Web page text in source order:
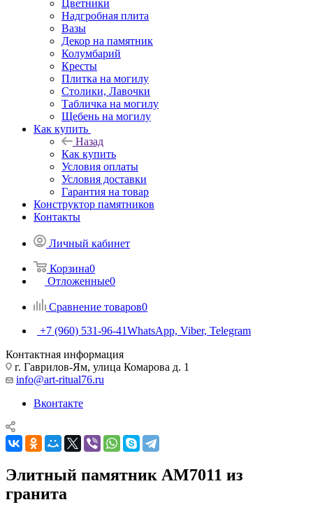
Цветники
Надгробная плита
Вазы
Декор на памятник
Колумбарий
Кресты
Плитка на могилу
Столики, Лавочки
Табличка на могилу
Щебень на могилу
Как купить
Назад
Как купить
Условия оплаты
Условия доставки
Гарантия на товар
Конструктор памятников
Контакты
Личный кабинет
Корзина0
Отложенные0
Сравнение товаров0
+7 (960) 531-96-41WhatsApp, Viber, Telegram
Контактная информация
г. Гаврилов-Ям, улица Комарова д. 1
info@art-ritual76.ru
Вконтакте
Элитный памятник AM7011 из
гранита